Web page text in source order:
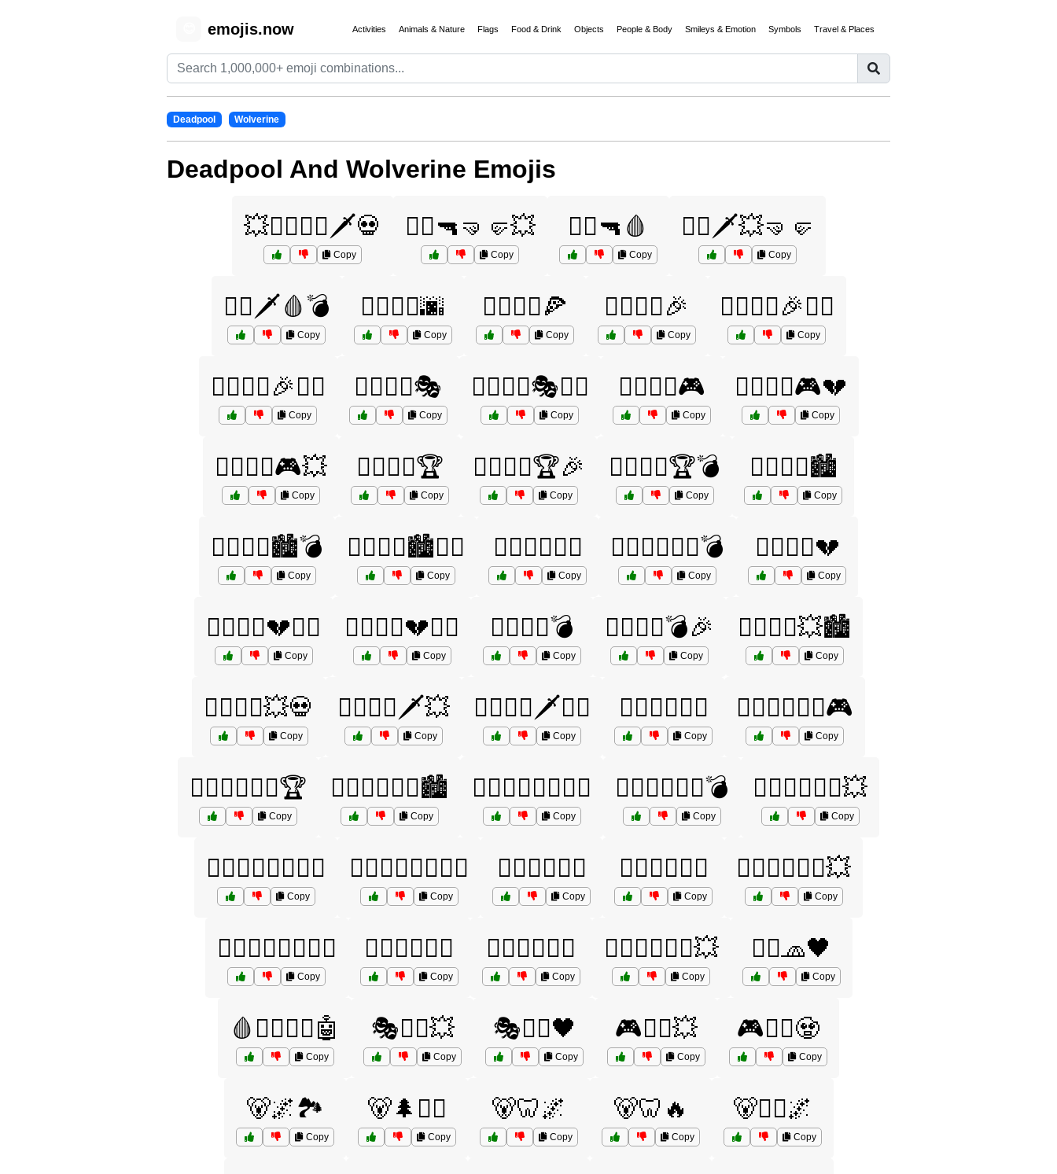
emojis.now Activities Animals & Nature Flags Food & Drink Objects People & Body Smileys & Emotion Symbols Travel & Places
Deadpool Wolverine
Deadpool And Wolverine Emojis
💥🦸‍♂️🦸‍♂️🗡️💀
Copy
🦸‍♂️🔫🤜🤛💥
Copy
🦸‍♂️🔫🩸
Copy
🦸‍♂️🗡️💥🤜🤛
Copy
🦸‍♂️🗡️🩸💣
Copy
🦸‍♂️🦸‍♂️🌆
Copy
🦸‍♂️🦸‍♂️🍕
Copy
🦸‍♂️🦸‍♂️🎉
Copy
🦸‍♂️🦸‍♂️🎉🦸‍♀️
Copy
🦸‍♂️🦸‍♂️🎉🧙‍♀️
Copy
🦸‍♂️🦸‍♂️🎭
Copy
🦸‍♂️🦸‍♂️🎭🦸‍♀️
Copy
🦸‍♂️🦸‍♂️🎮
Copy
🦸‍♂️🦸‍♂️🎮💔
Copy
🦸‍♂️🦸‍♂️🎮💥
Copy
🦸‍♂️🦸‍♂️🏆
Copy
🦸‍♂️🦸‍♂️🏆🎉
Copy
🦸‍♂️🦸‍♂️🏆💣
Copy
🦸‍♂️🦸‍♂️🏙️
Copy
🦸‍♂️🦸‍♂️🏙️💣
Copy
🦸‍♂️🦸‍♂️🏙️🦸‍♀️
Copy
🦸‍♂️🦸‍♂️🏴‍☠️
Copy
🦸‍♂️🦸‍♂️🏴‍☠️💣
Copy
🦸‍♂️🦸‍♂️💔
Copy
🦸‍♂️🦸‍♂️💔🏴‍☠️
Copy
🦸‍♂️🦸‍♂️💔🧙‍♂️
Copy
🦸‍♂️🦸‍♂️💣
Copy
🦸‍♂️🦸‍♂️💣🎉
Copy
🦸‍♂️🦸‍♂️💥🏙️
Copy
🦸‍♂️🦸‍♂️💥💀
Copy
🦸‍♂️🦸‍♂️🗡️💥
Copy
🦸‍♂️🦸‍♂️🗡️🦸‍♀️
Copy
🦸‍♂️🦸‍♂️🦸‍♀️
Copy
🦸‍♂️🦸‍♂️🦸‍♀️🎮
Copy
🦸‍♂️🦸‍♂️🦸‍♀️🏆
Copy
🦸‍♂️🦸‍♂️🦸‍♀️🏙️
Copy
🦸‍♂️🦸‍♂️🦸‍♀️🏴‍☠️
Copy
🦸‍♂️🦸‍♂️🦸‍♀️💣
Copy
🦸‍♂️🦸‍♂️🦸‍♀️💥
Copy
🦸‍♂️🦸‍♂️🦸‍♀️🧙‍♀️
Copy
🦸‍♂️🦸‍♂️🦸‍♀️🧙‍♂️
Copy
🦸‍♂️🦸‍♂️🧙‍♀️
Copy
🦸‍♂️🦸‍♂️🧙‍♂️
Copy
🦸‍♂️🦸‍♂️🧙‍♂️💥
Copy
🦸‍♂️🦸‍♂️🧙‍♂️🦸‍♀️
Copy
🦸‍♂️🦸‍♂️🧟‍♀️
Copy
🦸‍♂️🦸‍♂️🧟‍♂️
Copy
🦸‍♂️🦸‍♂️🧟‍♂️💥
Copy
🦸‍♂️🧢🖤
Copy
🩸🦸‍♂️🦸‍♂️🤖
Copy
🎭🦸‍♂️💥
Copy
🎭🦸‍♂️🖤
Copy
🎮🦸‍♂️💥
Copy
🎮🦸‍♂️🧟
Copy
🐻🌌🏞️
Copy
🐻🌲🦸‍♂️
Copy
🐻🦷🌌
Copy
🐻🦷🔥
Copy
🐻🦸‍♂️🌌
Copy